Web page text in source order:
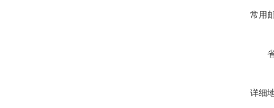
常用
详细